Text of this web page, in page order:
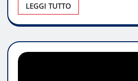
LEGGI TUTTO